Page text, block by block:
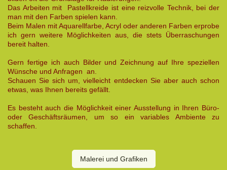
Das Arbeiten mit Pastellkreide ist eine reizvolle Technik, bei der
man mit den Farben spielen kann.
Beim Malen mit Aquarellfarbe, Acryl oder anderen Farben erprobe
ich gern weitere Möglichkeiten aus, die stets Überraschungen
bereit halten.
Gern fertige ich auch Bilder und Zeichnung auf Ihre speziellen
Wünsche und Anfragen an.
Schauen Sie sich um, vielleicht entdecken Sie aber auch schon
etwas, was Ihnen bereits gefällt.
Es besteht auch die Möglichkeit einer Ausstellung in Ihren Büro-
oder Geschäftsräumen, um so ein variables Ambiente zu
schaffen.
Malerei und Grafiken